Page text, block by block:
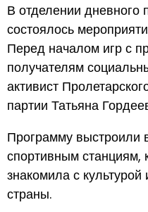
В отделении дневного
состоялось
Перед началом игр с
получателям
активист
партии Татьяна
Программу выстроили
спортивным станциям,
знакомила с
страны.